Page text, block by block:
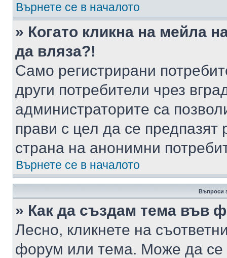
Върнете се в началото
» Когато кликна на мейла
да вляза?!
Само регистрирани
други потребители чрез
администраторите са
прави с цел да се предпазят
страна на анонимни
Върнете се в началото
Въпроси
» Как да създам тема във
Лесно, кликнете на
форум или тема. Може да се